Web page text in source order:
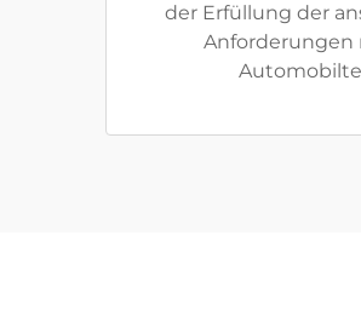
der Erfüllung der
Anforderungen